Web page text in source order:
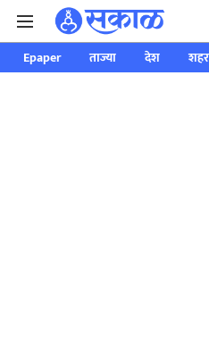
Epaper ताज्या देश शहर